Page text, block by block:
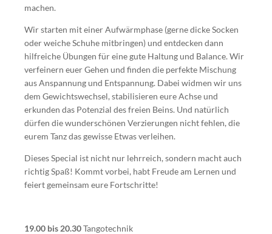
machen.
Wir starten mit einer Aufwärmphase (gerne dicke Socken
oder weiche Schuhe mitbringen) und entdecken dann
hilfreiche Übungen für eine gute Haltung und Balance. Wir
verfeinern euer Gehen und finden die perfekte Mischung
aus Anspannung und Entspannung. Dabei widmen wir uns
dem Gewichtswechsel, stabilisieren eure Achse und
erkunden das Potenzial des freien Beins. Und natürlich
dürfen die wunderschönen Verzierungen nicht fehlen, die
eurem Tanz das gewisse Etwas verleihen.
Dieses Special ist nicht nur lehrreich, sondern macht auch
richtig Spaß! Kommt vorbei, habt Freude am Lernen und
feiert gemeinsam eure Fortschritte!
19.00 bis 20.30Tangotechnik